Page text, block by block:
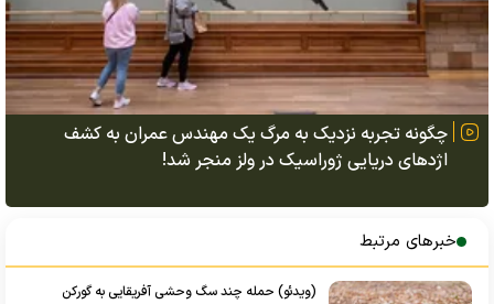
چگونه تجربه نزدیک به مرگ یک مهندس عمران به کشف
اژد‌های دریایی ژوراسیک در ولز منجر شد!
خبرهای مرتبط
(ویدئو) حمله چند سگ وحشی آفریقایی به گورکن